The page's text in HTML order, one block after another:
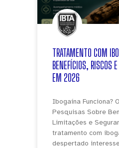
TRATAMENTO COM
BENEFÍCIOS, RISCOS E
EM 2026
Ibogaína Funciona?
Pesquisas Sobre
Limitações e
tratamento com
despertado